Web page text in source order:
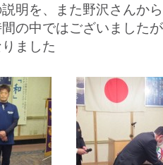
明を、また野沢さんか
の中ではございました
ました